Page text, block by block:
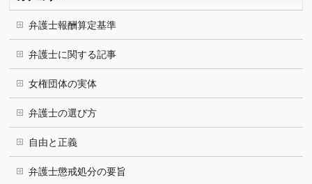
弁護士報酬算定基準
弁護士に関する記事
女権団体の実体
弁護士の選び方
自由と正義
弁護士懲戒処分の要旨